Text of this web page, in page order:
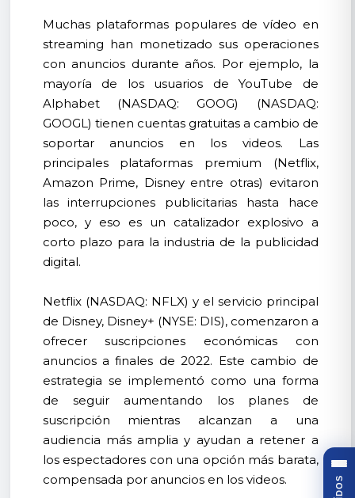
Muchas plataformas populares de vídeo en
streaming han monetizado sus operaciones
con anuncios durante años. Por ejemplo, la
mayoría de los usuarios de YouTube de
Alphabet (NASDAQ: GOOG) (NASDAQ:
GOOGL) tienen cuentas gratuitas a cambio de
soportar anuncios en los videos. Las
principales plataformas premium (Netflix,
Amazon Prime, Disney entre otras) evitaron
las interrupciones publicitarias hasta hace
poco, y eso es un catalizador explosivo a
corto plazo para la industria de la publicidad
digital.
Netflix (NASDAQ: NFLX) y el servicio principal
de Disney, Disney+ (NYSE: DIS), comenzaron a
ofrecer suscripciones económicas con
anuncios a finales de 2022. Este cambio de
estrategia se implementó como una forma
de seguir aumentando los planes de
suscripción mientras alcanzan a una
audiencia más amplia y ayudan a retener a
los espectadores con una opción más barata,
compensada por anuncios en los videos.